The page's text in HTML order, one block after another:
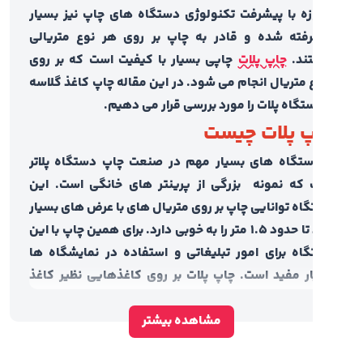
با پیشرفت تکنولوژی دستگاه های چاپ نیز بسیار
شده و قادر به چاپ بر روی هر نوع متریالی
چاپ پلات چاپی بسیار با کیفیت است که بر روی
متریال انجام می شود. در این مقاله چاپ کاغذ گلاسه
پلات را مورد بررسی قرار می دهیم.
پلات چیست
های بسیار مهم در صنعت چاپ دستگاه پلاتر
که نمونه بزرگی از پرینتر های خانگی است. این
توانایی چاپ بر روی متریال های با عرض های بسیار
زیاد تا حدود 1.5 متر را به خوبی دارد. برای همین چاپ با این
برای امور تبلیغاتی و استفاده در نمایشگاه ها
مفید است. چاپ پلات بر روی کاغذهایی نظیر کاغذ
چاپ شده نیز از کیفیت بسیار بالا و وضوح زیاد از
مشاهده بیشتر